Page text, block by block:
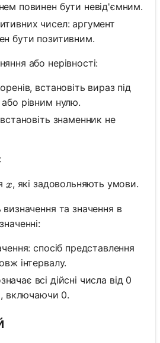
повинен бути невід'ємним.
чисел: аргумент
бути позитивним.
або нерівності:
встановіть вираз під
рівним нулю.
знаменник не
:
x
x, які задовольняють умови.
та значення в
спосіб представлення
інтервалу.
всі дійсні числа від 0
включаючи 0.